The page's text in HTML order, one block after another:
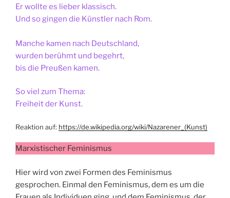
Er wollte es lieber klassisch.
Und so gingen die Künstler nach Rom.
Manche kamen nach Deutschland,
wurden berühmt und begehrt,
bis die Preußen kamen.
So viel zum Thema:
Freiheit der Kunst.
Reaktion auf: https://de.wikipedia.org/wiki/Nazarener_(Kunst)
Marxistischer Feminismus
Hier wird von zwei Formen des Feminismus
gesprochen. Einmal den Feminismus, dem es um die